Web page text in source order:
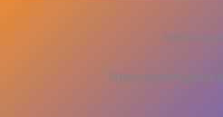
News community